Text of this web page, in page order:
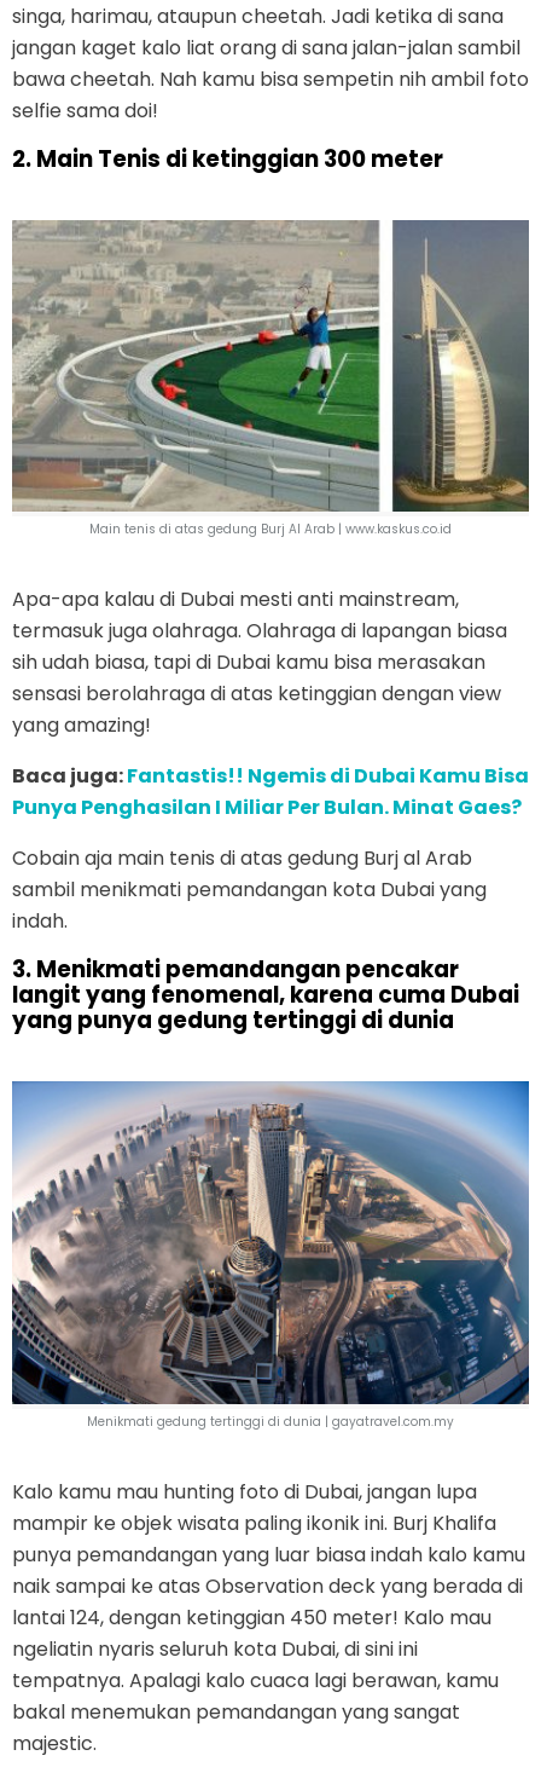
singa, harimau, ataupun cheetah. Jadi ketika di sana
jangan kaget kalo liat orang di sana jalan-jalan sambil
bawa cheetah. Nah kamu bisa sempetin nih ambil foto
selfie sama doi!
2. Main Tenis di ketinggian 300 meter
Main tenis di atas gedung Burj Al Arab | www.kaskus.co.id
Apa-apa kalau di Dubai mesti anti mainstream,
termasuk juga olahraga. Olahraga di lapangan biasa
sih udah biasa, tapi di Dubai kamu bisa merasakan
sensasi berolahraga di atas ketinggian dengan view
yang amazing!
Baca juga:Fantastis!! Ngemis di Dubai Kamu Bisa
Punya Penghasilan I Miliar Per Bulan. Minat Gaes?
Cobain aja main tenis di atas gedung Burj al Arab
sambil menikmati pemandangan kota Dubai yang
indah.
3. Menikmati pemandangan pencakar
langit yang fenomenal, karena cuma Dubai
yang punya gedung tertinggi di dunia
Menikmati gedung tertinggi di dunia | gayatravel.com.my
Kalo kamu mau hunting foto di Dubai, jangan lupa
mampir ke objek wisata paling ikonik ini. Burj Khalifa
punya pemandangan yang luar biasa indah kalo kamu
naik sampai ke atas Observation deck yang berada di
lantai 124, dengan ketinggian 450 meter! Kalo mau
ngeliatin nyaris seluruh kota Dubai, di sini ini
tempatnya. Apalagi kalo cuaca lagi berawan, kamu
bakal menemukan pemandangan yang sangat
majestic.